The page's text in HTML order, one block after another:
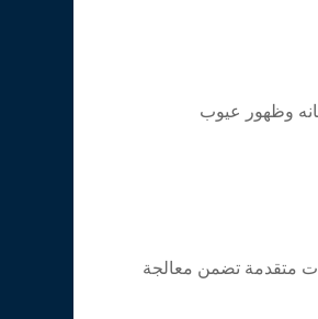
وظهور عيوب
متقدمة تضمن معالجة